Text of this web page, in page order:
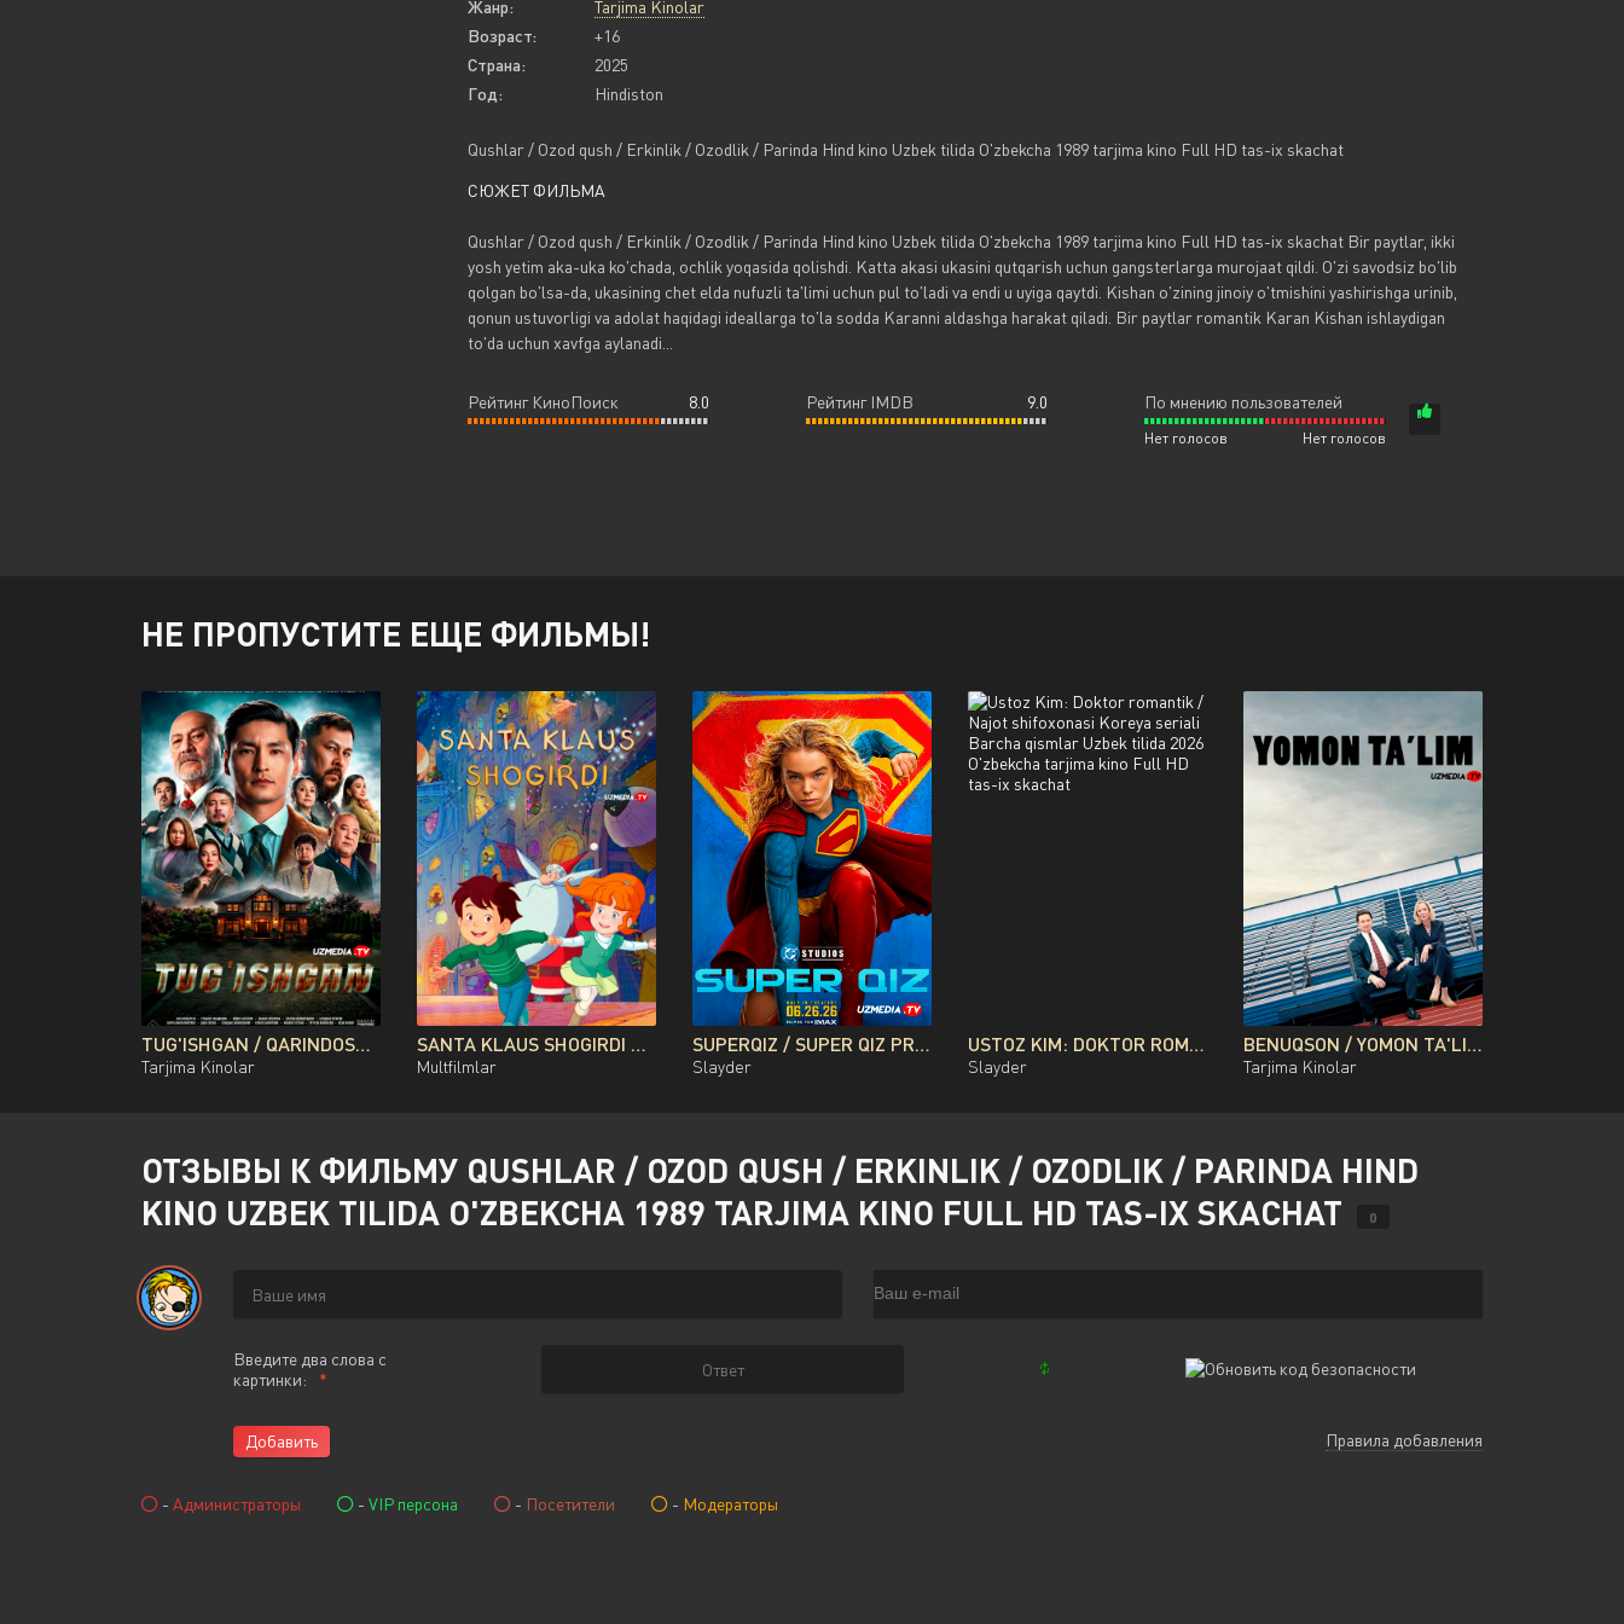
Жанр:
Tarjima Kinolar
Возраст:
+16
Страна:
2025
Год:
Hindiston
Qushlar / Ozod qush / Erkinlik / Ozodlik / Parinda Hind kino Uzbek tilida O'zbekcha 1989 tarjima kino Full HD tas-ix skachat
СЮЖЕТ ФИЛЬМА
Qushlar / Ozod qush / Erkinlik / Ozodlik / Parinda Hind kino Uzbek tilida O'zbekcha 1989 tarjima kino Full HD tas-ix skachat Bir paytlar, ikki
yosh yetim aka-uka ko'chada, ochlik yoqasida qolishdi. Katta akasi ukasini qutqarish uchun gangsterlarga murojaat qildi. O'zi savodsiz bo'lib
qolgan bo'lsa-da, ukasining chet elda nufuzli ta'limi uchun pul to'ladi va endi u uyiga qaytdi. Kishan o'zining jinoiy o'tmishini yashirishga urinib,
qonun ustuvorligi va adolat haqidagi ideallarga to'la sodda Karanni aldashga harakat qiladi. Bir paytlar romantik Karan Kishan ishlaydigan
to'da uchun xavfga aylanadi...
Рейтинг КиноПоиск 8.0 Рейтинг IMDB 9.0 По мнению пользователей
Нет голосов Нет голосов
НЕ ПРОПУСТИТЕ ЕЩЕ ФИЛЬМЫ!
TUG'ISHGAN / QARINDOSH / QONDOSH / OG'AYNI QOZOG'ISTON FILMI UZBEK TILIDA O'ZBEKCHA 2026 TARJIMA KINO FULL HD TAS-IX SKACHAT
Tarjima Kinolar
SANTA KLAUS SHOGIRDI MULTFILM UZBEK TILIDA O'ZBEKCHA 2010 TARJIMA KINO FULL HD TAS-IX SKACHAT
Multfilmlar
SUPERQIZ / SUPER QIZ PREMYERA DC FILMI UZBEK TILIDA O'ZBEKCHA 2026 TARJIMA KINO FULL HD TAS-IX SKACHAT
Slayder
USTOZ KIM: DOKTOR ROMANTIK / NAJOT SHIFOXONASI KOREYA SERIALI BARCHA QISMLAR UZBEK TILIDA 2026 O'ZBEKCHA TARJIMA KINO FULL HD TAS-IX SKACHAT
Slayder
BENUQSON / YOMON TA'LIM / NOTO‘G‘RI TA'LIM UZBEK TILIDA O'ZBEKCHA TARJIMA KINO 2019 FULL HD TAS-IX SKACHAT
Tarjima Kinolar
ОТЗЫВЫ К ФИЛЬМУ QUSHLAR / OZOD QUSH / ERKINLIK / OZODLIK / PARINDA HIND
KINO UZBEK TILIDA O'ZBEKCHA 1989 TARJIMA KINO FULL HD TAS-IX SKACHAT
0
Введите два слова с
картинки:
Добавить Правила добавления
- Администраторы - VIP персона - Посетители - Модераторы